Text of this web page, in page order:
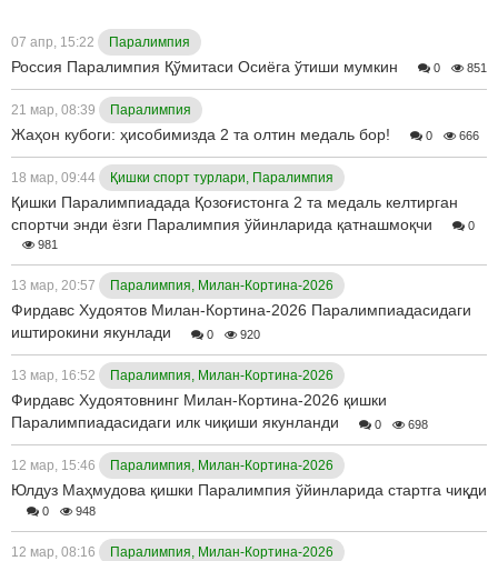
07 апр, 15:22 Паралимпия
Россия Паралимпия Қўмитаси Осиёга ўтиши мумкин 0 851
21 мар, 08:39 Паралимпия
Жаҳон кубоги: ҳисобимизда 2 та олтин медаль бор! 0 666
18 мар, 09:44 Қишки спорт турлари, Паралимпия
Қишки Паралимпиадада Қозоғистонга 2 та медаль келтирган
спортчи энди ёзги Паралимпия ўйинларида қатнашмоқчи
0
981
13 мар, 20:57 Паралимпия, Милан-Кортина-2026
Фирдавс Худоятов Милан-Кортина-2026 Паралимпиадасидаги
иштирокини якунлади
0 920
13 мар, 16:52 Паралимпия, Милан-Кортина-2026
Фирдавс Худоятовнинг Милан-Кортина-2026 қишки
Паралимпиадасидаги илк чиқиши якунланди
0 698
12 мар, 15:46 Паралимпия, Милан-Кортина-2026
Юлдуз Маҳмудова қишки Паралимпия ўйинларида стартга чиқди
0 948
12 мар, 08:16 Паралимпия, Милан-Кортина-2026